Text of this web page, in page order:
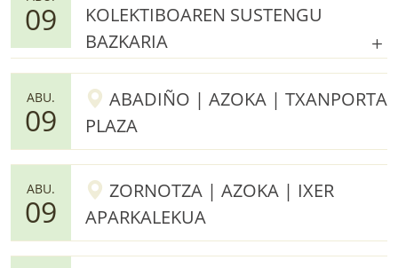
09
KOLEKTIBOAREN SUSTENGU
BAZKARIA
ABU.
09
ABADIÑO | AZOKA | TXANPORTA
PLAZA
ABU.
09
ZORNOTZA | AZOKA | IXER
APARKALEKUA